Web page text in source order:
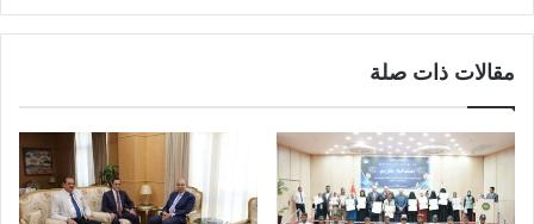
مقالات ذات صلة